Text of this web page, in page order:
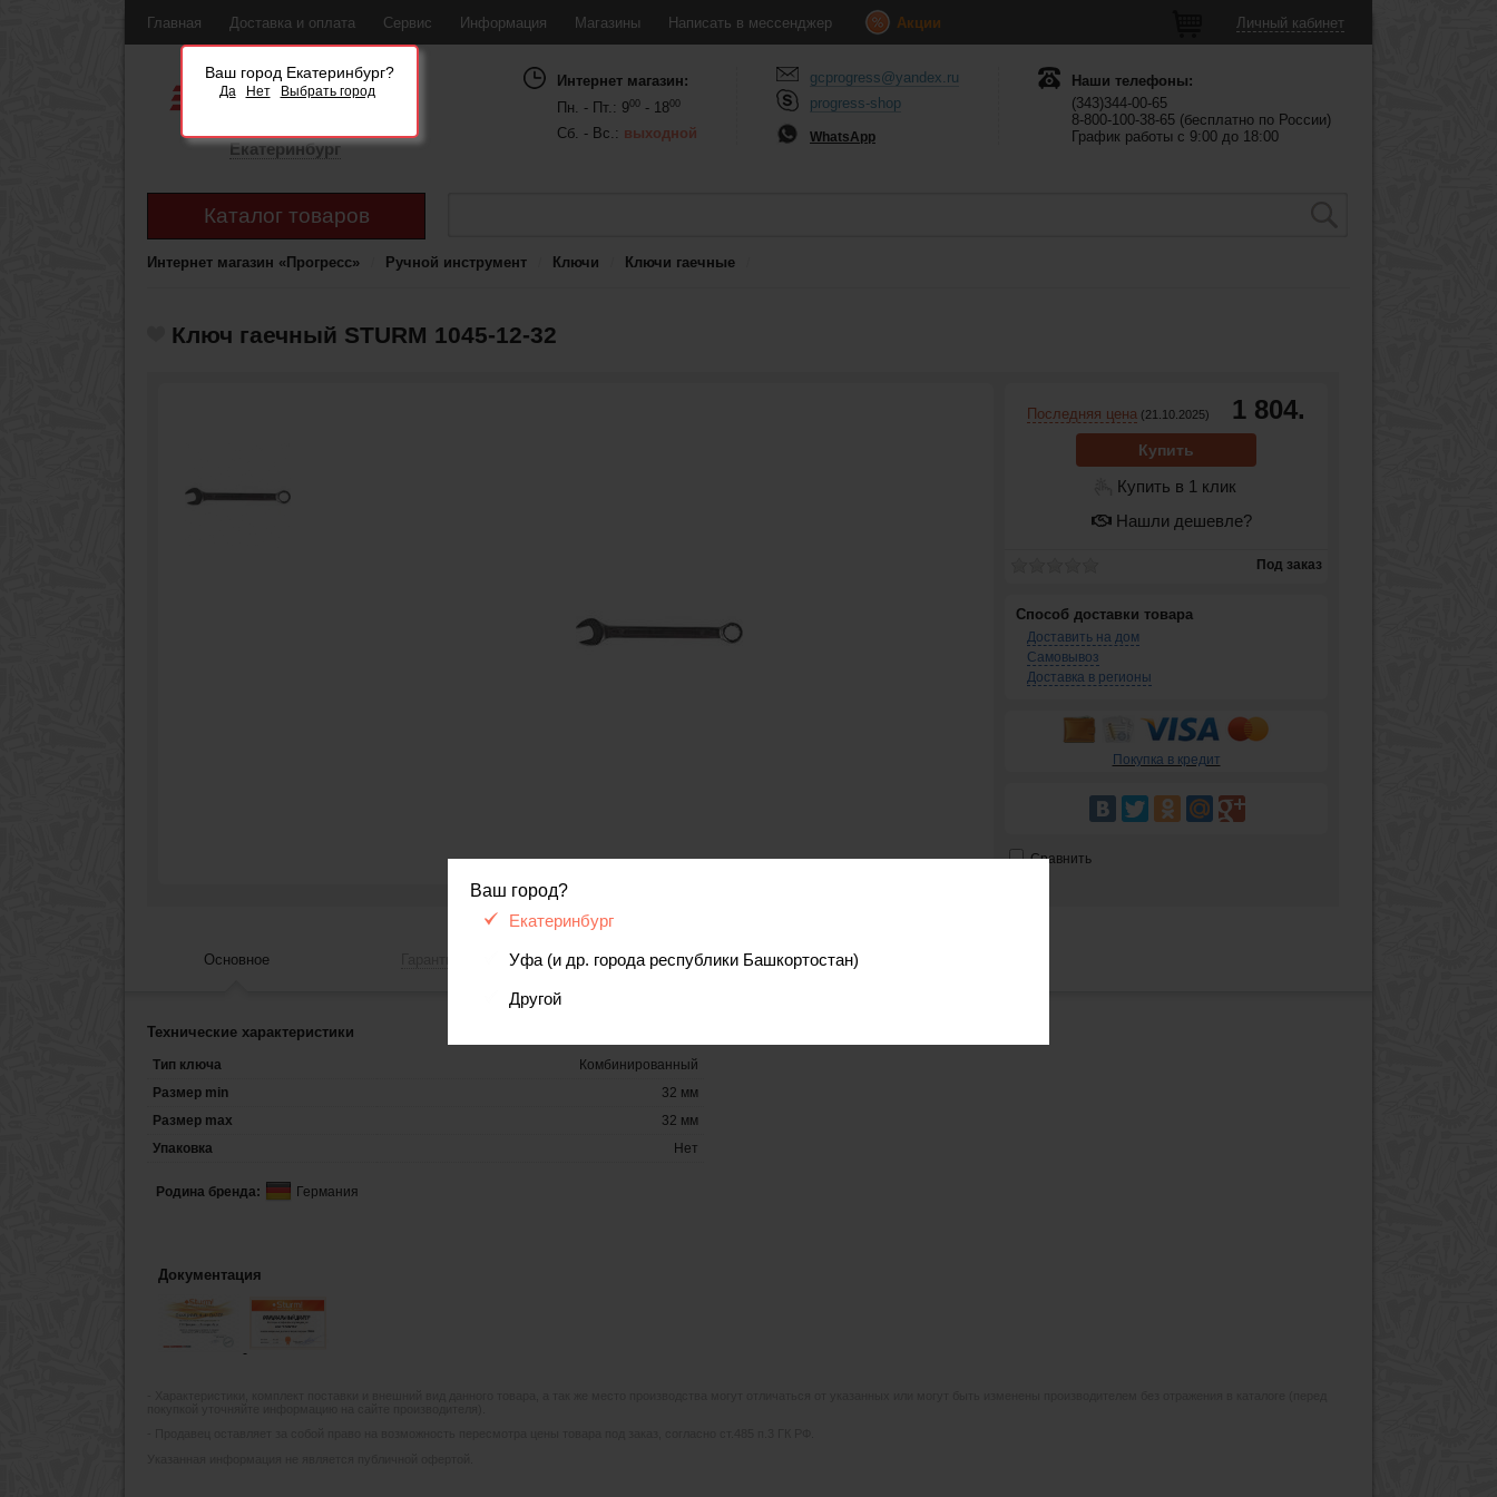
Ваш город?
Екатеринбург
Уфа (и др. города республики Башкортостан)
Другой
Главная Доставка и оплата Сервис Информация Магазины Написать в мессенджер Акции Личный кабинет
Ваш город Екатеринбург?
Да Нет Выбрать город
Екатеринбург
Интернет магазин:
Пн. - Пт.: 900 - 1800
Сб. - Вс.: выходной
gcprogress@yandex.ru
progress-shop
WhatsApp
Наши телефоны:
(343)344-00-65
8-800-100-38-65 (бесплатно по России)
График работы с 9:00 до 18:00
Каталог товаров
Интернет магазин «Прогресс» Ручной инструмент Ключи Ключи гаечные
Ключ гаечный STURM 1045-12-32
Последняя цена (21.10.2025) 1 804.
Купить
Купить в 1 клик
Нашли дешевле?
Под заказ
Способ доставки товара
Доставить на дом
Самовывоз
Доставка в регионы
Покупка в кредит
Сравнить
Основное Гарантия, сервис Отзывы, вопросы
Технические характеристики
Тип ключа
Комбинированный
Размер min
32 мм
Размер max
32 мм
Упаковка
Нет
Родина бренда: Германия
Документация